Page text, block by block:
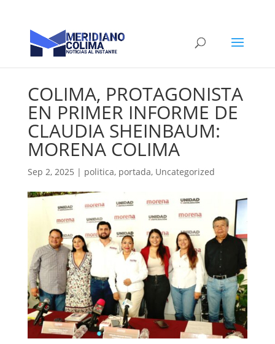
COLIMA, PROTAGONISTA
EN PRIMER INFORME DE
CLAUDIA SHEINBAUM:
MORENA COLIMA
Sep 2, 2025 | politica, portada, Uncategorized